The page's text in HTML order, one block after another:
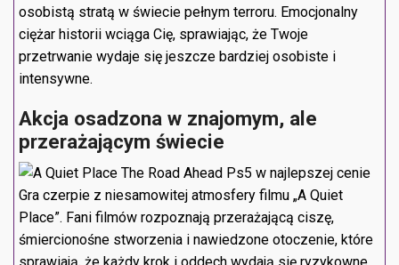
osobistą stratą w świecie pełnym terroru. Emocjonalny
ciężar historii wciąga Cię, sprawiając, że Twoje
przetrwanie wydaje się jeszcze bardziej osobiste i
intensywne.
Akcja osadzona w znajomym, ale
przerażającym świecie
Gra czerpie z niesamowitej atmosfery filmu „A Quiet
Place”. Fani filmów rozpoznają przerażającą ciszę,
śmiercionośne stworzenia i nawiedzone otoczenie, które